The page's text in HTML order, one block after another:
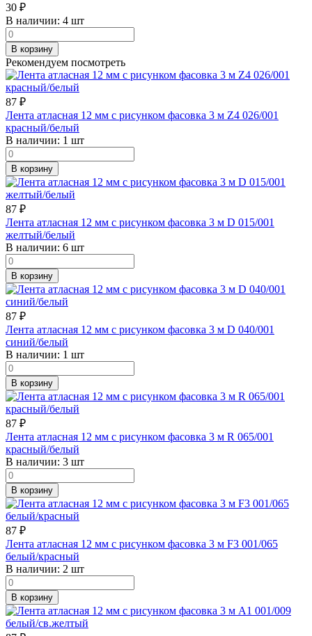
30 ₽
В наличии: 4 шт
В корзину
Рекомендуем посмотреть
87 ₽
Лента атласная 12 мм с рисунком фасовка 3 м Z4 026/001
красный/белый
В наличии: 1 шт
В корзину
87 ₽
Лента атласная 12 мм с рисунком фасовка 3 м D 015/001
желтый/белый
В наличии: 6 шт
В корзину
87 ₽
Лента атласная 12 мм с рисунком фасовка 3 м D 040/001
синий/белый
В наличии: 1 шт
В корзину
87 ₽
Лента атласная 12 мм с рисунком фасовка 3 м R 065/001
красный/белый
В наличии: 3 шт
В корзину
87 ₽
Лента атласная 12 мм с рисунком фасовка 3 м F3 001/065
белый/красный
В наличии: 2 шт
В корзину